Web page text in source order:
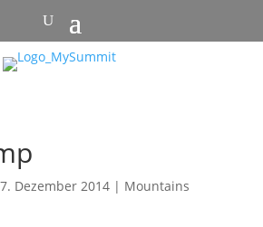
Dezember 2014| Mountains